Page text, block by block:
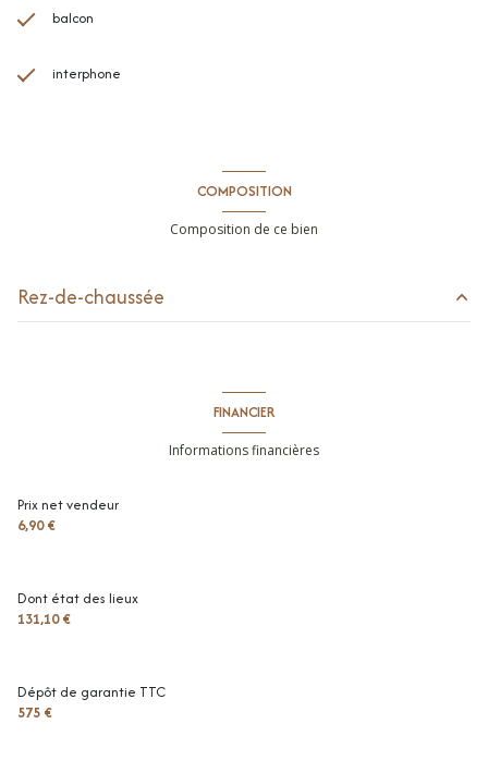
balcon
interphone
COMPOSITION
Composition de ce bien
Rez-de-chaussée
entrée
salle de douche
FINANCIER
Informations financières
Prix net vendeur
6,90 €
Dont état des lieux
131,10 €
Dépôt de garantie TTC
575 €